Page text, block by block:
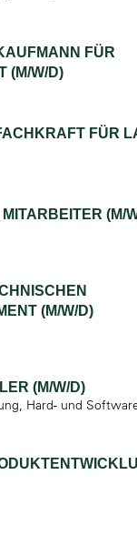
FÜR
(M/W/D)
FÜR
(M/
(M/W/D)
(M/W/D)
Hard- und